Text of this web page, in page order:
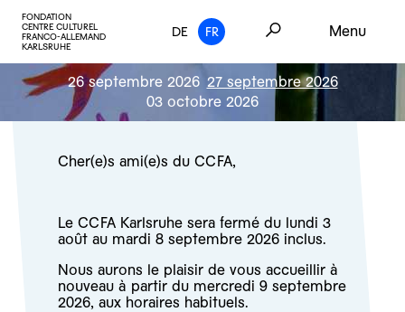
FONDATION
CENTRE CULTUREL
FRANCO-ALLEMAND
KARLSRUHE
DE FR Menu
26 septembre 2026 27 septembre 2026
03 octobre 2026
Cher(e)s ami(e)s du CCFA,
Le CCFA Karlsruhe sera fermé du lundi 3
août au mardi 8 septembre 2026 inclus.
Nous aurons le plaisir de vous accueillir à
nouveau à partir du mercredi 9 septembre
2026, aux horaires habituels.